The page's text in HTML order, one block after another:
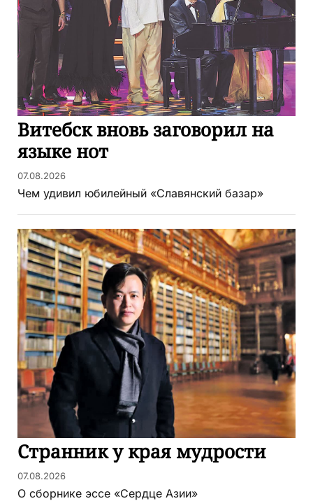
Витебск вновь заговорил на
языке нот
07.08.2026
Чем удивил юбилейный «Славянский базар»
Странник у края мудрости
07.08.2026
О сборнике эссе «Сердце Азии»